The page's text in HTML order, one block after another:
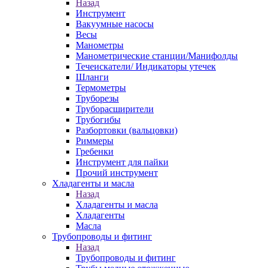
Назад
Инструмент
Вакуумные насосы
Весы
Манометры
Манометрические станции/Манифолды
Течеискатели/ Индикаторы утечек
Шланги
Термометры
Труборезы
Труборасширители
Трубогибы
Разбортовки (вальцовки)
Риммеры
Гребенки
Инструмент для пайки
Прочий инструмент
Хладагенты и масла
Назад
Хладагенты и масла
Хладагенты
Масла
Трубопроводы и фитинг
Назад
Трубопроводы и фитинг